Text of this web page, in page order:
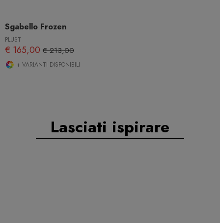
Sgabello Frozen
PLUST
€ 165,00 € 213,00
+ VARIANTI DISPONIBILI
Lasciati ispirare